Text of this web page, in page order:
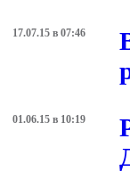
17.07.15 в 07:46
01.06.15 в 10:19